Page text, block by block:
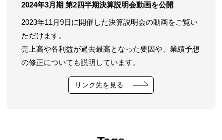
2024年3月期 第2四半期決算説明会動画を公開
2023年11月9日に開催した決算説明会の動画をご覧い
ただけます。
売上高や各利益が過去最高となった要因や、業績予想
の修正についても説明しています。
リンク先を見る